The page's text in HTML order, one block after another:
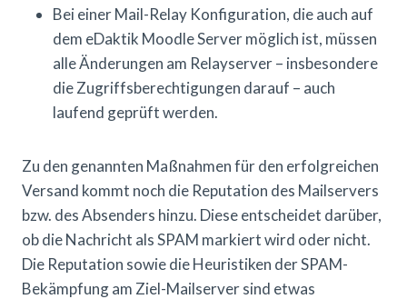
Bei einer Mail-Relay Konfiguration, die auch auf
dem eDaktik Moodle Server möglich ist, müssen
alle Änderungen am Relayserver – insbesondere
die Zugriffsberechtigungen darauf – auch
laufend geprüft werden.
Zu den genannten Maßnahmen für den erfolgreichen
Versand kommt noch die Reputation des Mailservers
bzw. des Absenders hinzu. Diese entscheidet darüber,
ob die Nachricht als SPAM markiert wird oder nicht.
Die Reputation sowie die Heuristiken der SPAM-
Bekämpfung am Ziel-Mailserver sind etwas